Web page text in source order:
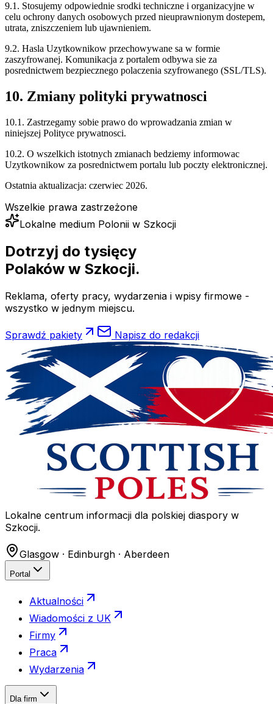
9.1. Stosujemy odpowiednie srodki techniczne i organizacyjne w
celu ochrony danych osobowych przed nieuprawnionym dostepem,
utrata, zniszczeniem lub ujawnieniem.
9.2. Hasla Uzytkownikow przechowywane sa w formie
zaszyfrowanej. Komunikacja z portalem odbywa sie za
posrednictwem bezpiecznego polaczenia szyfrowanego (SSL/TLS).
10. Zmiany polityki prywatnosci
10.1. Zastrzegamy sobie prawo do wprowadzania zmian w
niniejszej Polityce prywatnosci.
10.2. O wszelkich istotnych zmianach bedziemy informowac
Uzytkownikow za posrednictwem portalu lub poczty elektronicznej.
Ostatnia aktualizacja: czerwiec 2026.
Wszelkie prawa zastrzeżone
Lokalne medium Polonii w Szkocji
Dotrzyj do tysięcy
Polaków w Szkocji.
Reklama, oferty pracy, wydarzenia i wpisy firmowe -
wszystko w jednym miejscu.
Sprawdź pakiety Napisz do redakcji
Lokalne centrum informacji dla polskiej diaspory w
Szkocji.
Glasgow · Edinburgh · Aberdeen
Portal
Aktualności
Wiadomości z UK
Firmy
Praca
Wydarzenia
Dla firm